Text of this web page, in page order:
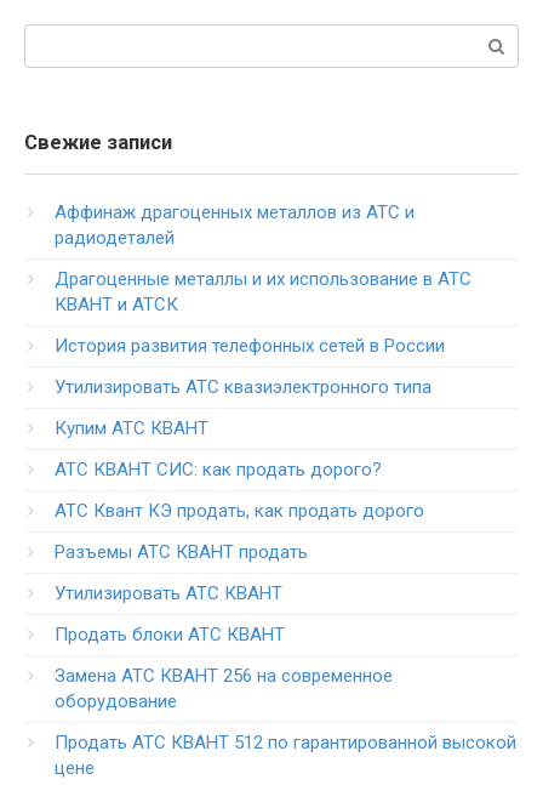
Поиск:
Свежие записи
Аффинаж драгоценных металлов из АТС и
радиодеталей
Драгоценные металлы и их использование в АТС
КВАНТ и АТСК
История развития телефонных сетей в России
Утилизировать АТС квазиэлектронного типа
Купим АТС КВАНТ
АТС КВАНТ СИС: как продать дорого?
АТС Квант КЭ продать, как продать дорого
Разъемы АТС КВАНТ продать
Утилизировать АТС КВАНТ
Продать блоки АТС КВАНТ
Замена АТС КВАНТ 256 на современное
оборудование
Продать АТС КВАНТ 512 по гарантированной высокой
цене